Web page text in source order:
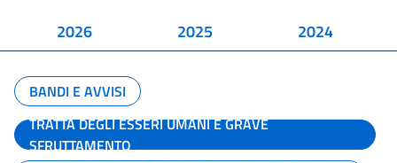
2026 2025 2024
BANDI E AVVISI
TRATTA DEGLI ESSERI UMANI E GRAVE
SFRUTTAMENTO